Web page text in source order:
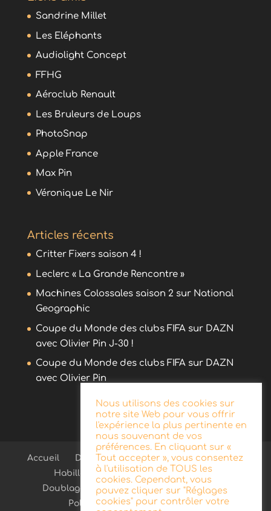
Sandrine Millet
Les Eléphants
Audiolight Concept
FFHG
Aéroclub Renault
Les Bruleurs de Loups
PhotoSnap
Apple France
Max Pin
Véronique Le Nir
Articles récents
Critter Fixers saison 4 !
Leclerc « La Grande Rencontre »
Machines Colossales saison 2 sur National
Geographic
Coupe du Monde des clubs FIFA sur DAZN
avec Olivier Pin J-30 !
Coupe du Monde des clubs FIFA sur DAZN
avec Olivier Pin
Accueil Démo Blog Radio
Publicité
Habillage d’antenne
Télévision
Doublage
Documentaire
Contact
Politique de confidentialité
Nous utilisons des cookies sur
notre site Web pour vous offrir
l'expérience la plus pertinente en
nous souvenant de vos
préférences. En cliquant sur «
Tout accepter », vous consentez
à l'utilisation de TOUS les
cookies. Cependant, vous
pouvez cliquer sur "Réglages
cookies" pour contrôler votre